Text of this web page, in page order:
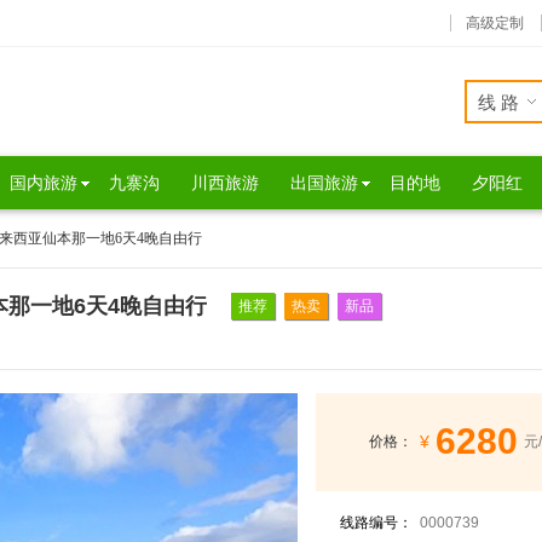
高级定制
线路
国内旅游 九寨沟 川西旅游 出国旅游 目的地 夕阳红
西亚仙本那一地6天4晚自由行
一地6天4晚自由行 推荐 热卖 新品
价格： ¥ 6280 元
线路编号： 0000739